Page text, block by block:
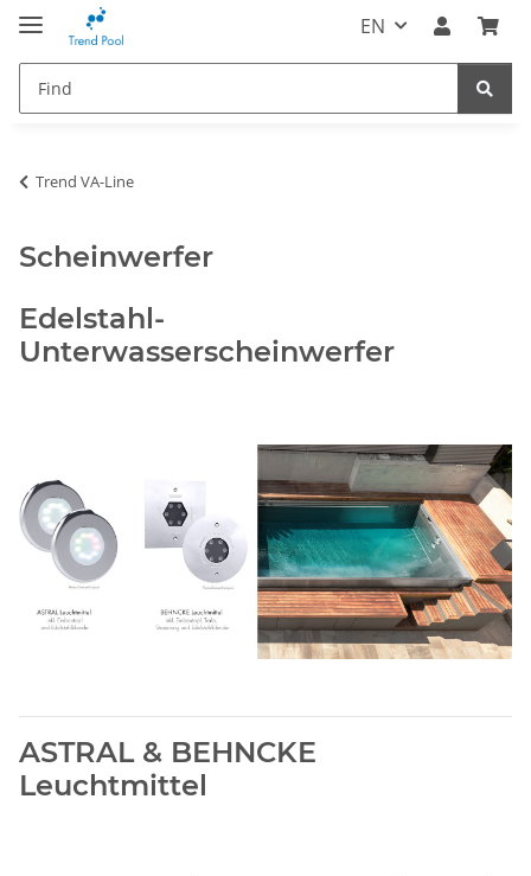
EN
Trend VA-Line
Scheinwerfer
Edelstahl-
Unterwasserscheinwerfer
ASTRAL & BEHNCKE
Leuchtmittel